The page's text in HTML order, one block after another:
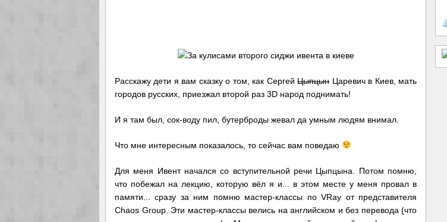
Расскажу дети я вам сказку о том, как СергейЦыпцынЦаревич в Киев, мать
городов русских, приезжал второй раз 3D народ поднимать!
И я там был, сок-воду пил, бутерброды жевал да умным людям внимал.
Что мне интересным показалось, то сейчас вам поведаю
Для меня Ивент начался со вступительной речи Цыпцына. Потом помню,
что побежал на лекцию, которую вёл я и... в этом месте у меня провал в
памяти... сразу за ним помню мастер-классы по VRay от представителя
Chaos Group. Эти мастер-классы велись на английском и без перевода (что